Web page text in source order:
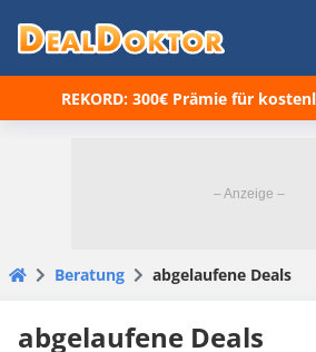
REKORD: 300€ Prämie für
Beratung abgelaufene Deals
abgelaufene Deals